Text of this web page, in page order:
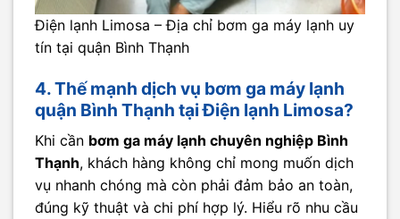
Điện lạnh Limosa – Địa chỉ bơm ga máy lạnh uy
tín tại quận Bình Thạnh
4. Thế mạnh dịch vụ bơm ga máy lạnh
quận Bình Thạnh tại Điện lạnh Limosa?
Khi cần bơm ga máy lạnh chuyên nghiệp Bình
Thạnh, khách hàng không chỉ mong muốn dịch
vụ nhanh chóng mà còn phải đảm bảo an toàn,
đúng kỹ thuật và chi phí hợp lý. Hiểu rõ nhu cầu